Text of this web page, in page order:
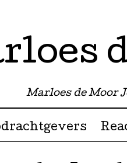
Marloes de Moor